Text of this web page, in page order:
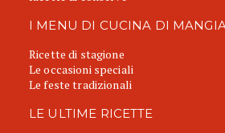
I MENU DI CUCINA DI
Ricette di stagione
Le occasioni speciali
Le feste tradizionali
LE ULTIME RICETTE